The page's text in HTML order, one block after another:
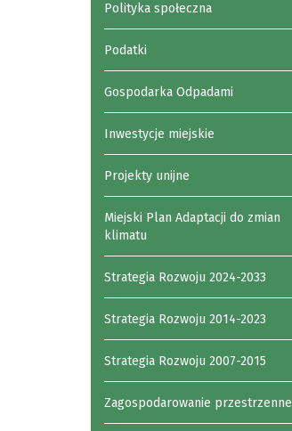
Polityka społeczna
Podatki
Gospodarka Odpadami
Inwestycje miejskie
Projekty unijne
Miejski Plan Adaptacji do zmian
klimatu
Strategia Rozwoju 2024-2033
Strategia Rozwoju 2014-2023
Strategia Rozwoju 2007-2015
Zagospodarowanie przestrzenne